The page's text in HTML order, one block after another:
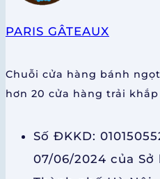
PARIS GÂTEAUX
Chuỗi cửa hàng bánh
hơn 20 cửa hàng trải khắp
Số ĐKKD:
07/06/2024 của